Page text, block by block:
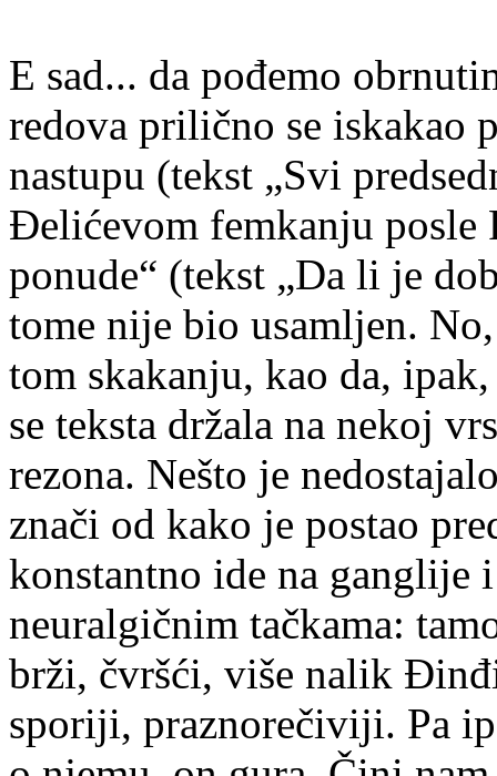
E sad... da pođemo
redova prilično se iskakao
nastupu (tekst „Svi
Đelićevom femkanju posle
ponude“ (tekst „Da li je
tome nije bio usamljen.
tom skakanju, kao da,
se teksta držala na nekoj
rezona. Nešto je
znači od kako je postao
konstantno ide na
neuralgičnim tačkama:
brži, čvršći, više nalik
sporiji, praznorečiviji. Pa